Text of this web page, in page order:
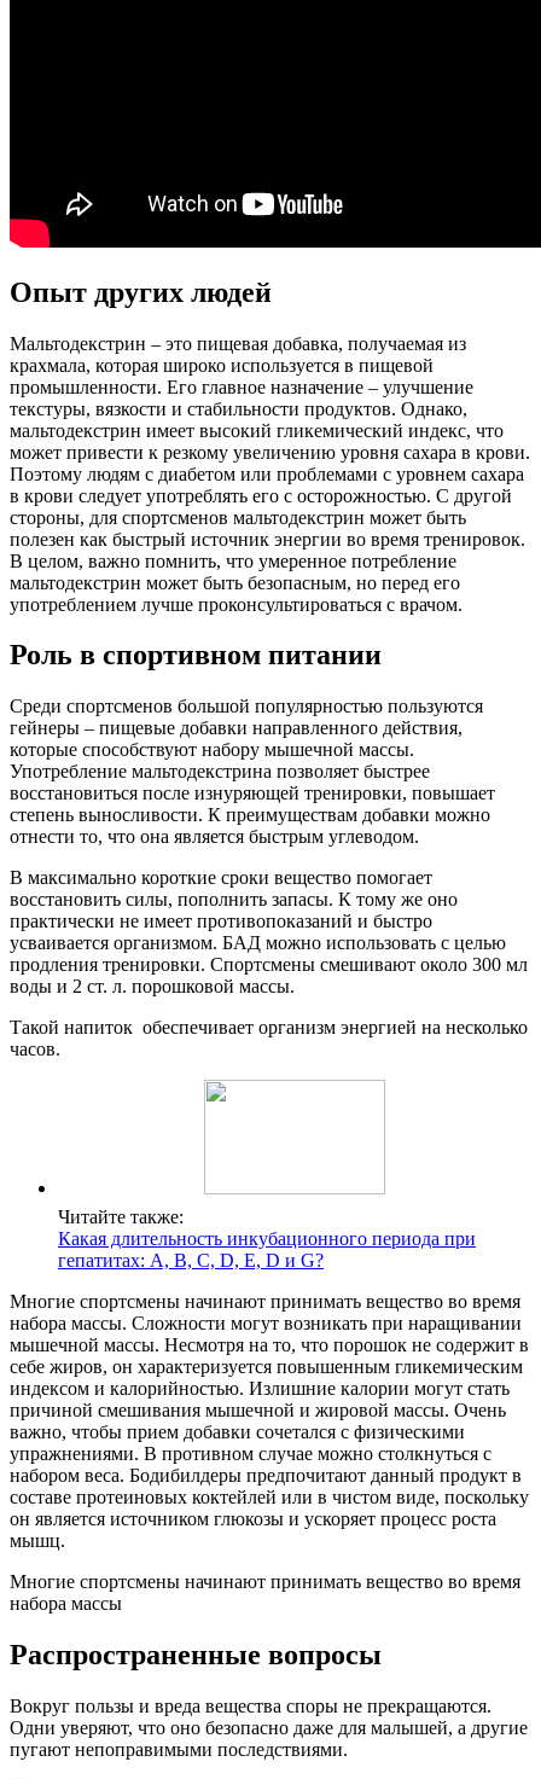
Опыт других людей
Мальтодекстрин – это пищевая добавка, получаемая из
крахмала, которая широко используется в пищевой
промышленности. Его главное назначение – улучшение
текстуры, вязкости и стабильности продуктов. Однако,
мальтодекстрин имеет высокий гликемический индекс, что
может привести к резкому увеличению уровня сахара в крови.
Поэтому людям с диабетом или проблемами с уровнем сахара
в крови следует употреблять его с осторожностью. С другой
стороны, для спортсменов мальтодекстрин может быть
полезен как быстрый источник энергии во время тренировок.
В целом, важно помнить, что умеренное потребление
мальтодекстрин может быть безопасным, но перед его
употреблением лучше проконсультироваться с врачом.
Роль в спортивном питании
Среди спортсменов большой популярностью пользуются
гейнеры – пищевые добавки направленного действия,
которые способствуют набору мышечной массы.
Употребление мальтодекстрина позволяет быстрее
восстановиться после изнуряющей тренировки, повышает
степень выносливости. К преимуществам добавки можно
отнести то, что она является быстрым углеводом.
В максимально короткие сроки вещество помогает
восстановить силы, пополнить запасы. К тому же оно
практически не имеет противопоказаний и быстро
усваивается организмом. БАД можно использовать с целью
продления тренировки. Спортсмены смешивают около 300 мл
воды и 2 ст. л. порошковой массы.
Такой напиток обеспечивает организм энергией на несколько
часов.
Читайте также:
Какая длительность инкубационного периода при
гепатитах: A, B, C, D, E, D и G?
Многие спортсмены начинают принимать вещество во время
набора массы. Сложности могут возникать при наращивании
мышечной массы. Несмотря на то, что порошок не содержит в
себе жиров, он характеризуется повышенным гликемическим
индексом и калорийностью. Излишние калории могут стать
причиной смешивания мышечной и жировой массы. Очень
важно, чтобы прием добавки сочетался с физическими
упражнениями. В противном случае можно столкнуться с
набором веса. Бодибилдеры предпочитают данный продукт в
составе протеиновых коктейлей или в чистом виде, поскольку
он является источником глюкозы и ускоряет процесс роста
мышц.
Многие спортсмены начинают принимать вещество во время
набора массы
Распространенные вопросы
Вокруг пользы и вреда вещества споры не прекращаются.
Одни уверяют, что оно безопасно даже для малышей, а другие
пугают непоправимыми последствиями.